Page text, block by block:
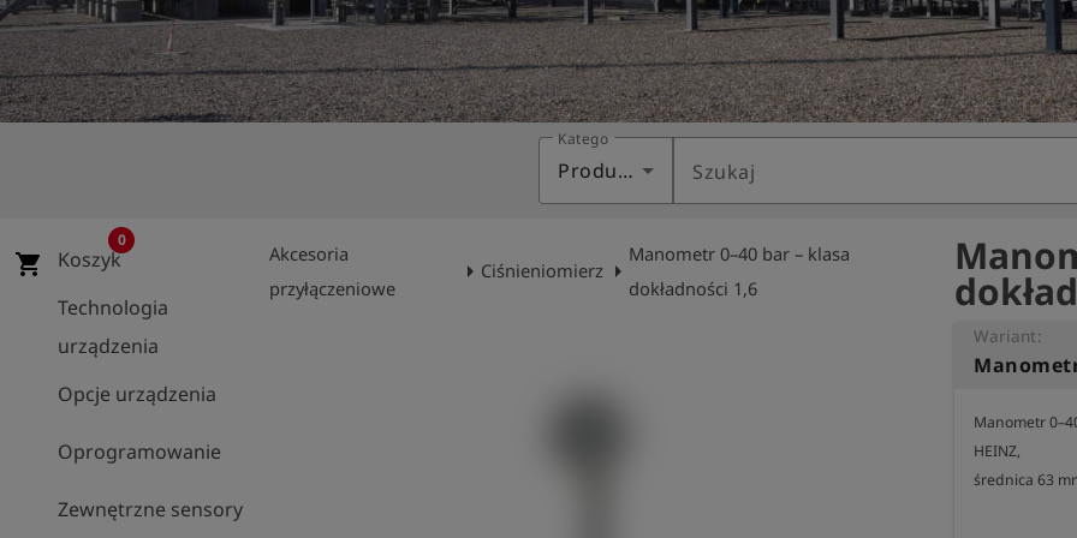
shieldRejestracja
Kategoria
Produkty Szukaj
shopping_cart Koszyk
0
Technologia
urządzenia
Opcje urządzenia
Oprogramowanie
Zewnętrzne sensory
Akcesoria
przyłączeniowe
arrow_rightCiśnieniomierzarrow_right
Manometr 0–40 bar – klasa
dokładności 1,6
Wariant:
Manometr
HEINZ,
średnica 63